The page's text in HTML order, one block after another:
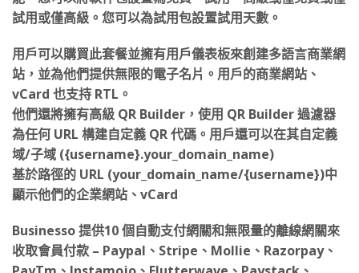
能。您可以將軟件包設置為免費、試用、高級或僅免費或僅
用戶可以購買此套餐並擁有用戶儀表板來創建多語言商業網
站，並為他們提供無限的電子名片。用戶的商業網站、
vCard 也支持 RTL。
他們還將擁有高級 QR Builder，使用 QR Builder 過濾器
為任何 URL 構建自定義 QR 代碼。用戶還可以在其自定義
域/子域 ({username}.your_domain_name)
基於路徑的 URL (your_domain_name/{username})中
Businesso 提供10 個自動支付網關和無限量的離線網關來
收取會員付款 – Paypal、Stripe、Mollie、Razorpay、